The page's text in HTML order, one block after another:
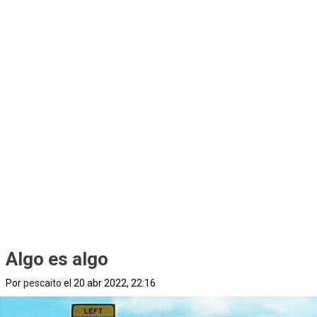
Algo es algo
Porpescaito el 20 abr 2022, 22:16